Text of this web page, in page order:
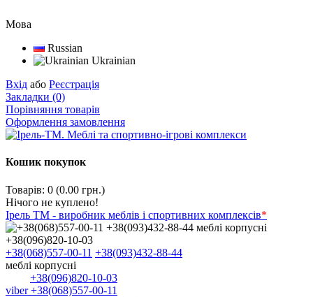
Мова
Russian
Ukrainian
Вхід або Реєстрація
Закладки (0)
Порівняння товарів
Оформлення замовлення
Кошик покупок
Товарів: 0 (0.00 грн.)
Нічого не куплено!
Ірель ТМ - виробник меблів і спортивних комплексів*
+38(068)557-00-11 +38(093)432-88-44
меблі корпусні
+38(096)820-10-03
viber +38(068)557-00-11